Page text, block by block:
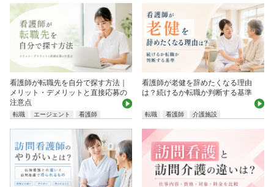
看護師が転職先を自分で探す方法｜
メリット・デメリットと直接応募の
注意点
転職 エージェント 看護師
看護師が老健を辞めたくなる理由
は？続けるか転職か判断する基準
転職 看護師 介護施設